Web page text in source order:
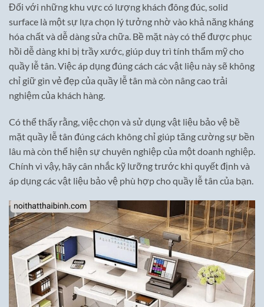
Đối với những khu vực có lượng khách đông đúc, solid
surface là một sự lựa chọn lý tưởng nhờ vào khả năng kháng
hóa chất và dễ dàng sửa chữa. Bề mặt này có thể được phục
hồi dễ dàng khi bị trầy xước, giúp duy trì tính thẩm mỹ cho
quầy lễ tân. Việc áp dụng đúng cách các vật liệu này sẽ không
chỉ giữ gìn vẻ đẹp của quầy lễ tân mà còn nâng cao trải
nghiệm của khách hàng.
Có thể thấy rằng, việc chọn và sử dụng vật liệu bảo vệ bề
mặt quầy lễ tân đúng cách không chỉ giúp tăng cường sự bền
lâu mà còn thể hiện sự chuyên nghiệp của một doanh nghiệp.
Chính vì vậy, hãy cân nhắc kỹ lưỡng trước khi quyết định và
áp dụng các vật liệu bảo vệ phù hợp cho quầy lễ tân của bạn.